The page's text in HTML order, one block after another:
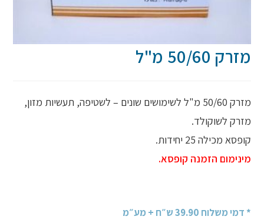
מזרק 50/60 מ"ל
מזרק 50/60 מ"ל לשימושים שונים – לשטיפה, תעשיות מזון,
מזרק לשוקולד.
קופסא מכילה 25 יחידות.
מינימום הזמנה קופסא.
* דמי משלוח 39.90 ש״ח + מע״מ